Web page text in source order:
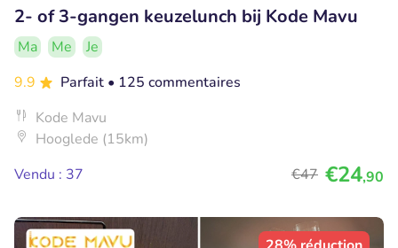
2- of 3-gangen keuzelunch bij Kode Mavu
Ma Me
Je
9.9
Parfait • 125 commentaires
Kode Mavu
Hooglede (15km)
Vendu : 37
€47 €24,90